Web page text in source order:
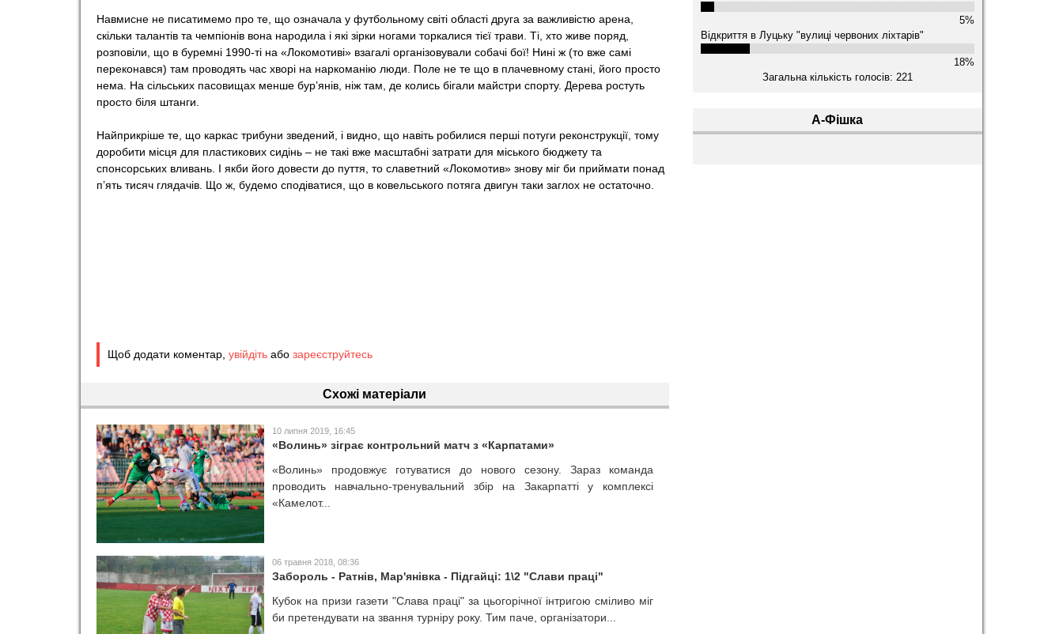
Навмисне не писатимемо про те, що означала у футбольному світі області друга за важливістю арена,
скільки талантів та чемпіонів вона народила і які зірки ногами торкалися тієї трави. Ті, хто живе поряд,
розповіли, що в буремні 1990-ті на «Локомотиві» взагалі організовували собачі бої! Нині ж (то вже самі
переконався) там проводять час хворі на наркоманію люди. Поле не те що в плачевному стані, його просто
нема. На сільських пасовищах менше бур’янів, ніж там, де колись бігали майстри спорту. Дерева ростуть
просто біля штанги.
Найприкріше те, що каркас трибуни зведений, і видно, що навіть робилися перші потуги реконструкції, тому
доробити місця для пластикових сидінь – не такі вже масштабні затрати для міського бюджету та
спонсорських вливань. І якби його довести до пуття, то славетний «Локомотив» знову міг би приймати понад
п’ять тисяч глядачів. Що ж, будемо сподіватися, що в ковельського потяга двигун таки заглох не остаточно.
Щоб додати коментар, увійдіть або зареєструйтесь
Схожі матеріали
10 липня 2019, 16:45
«Волинь» зіграє контрольний матч з «Карпатами»
«Волинь» продовжує готуватися до нового сезону. Зараз команда
проводить навчально-тренувальний збір на Закарпатті у комплексі
«Камелот...
06 травня 2018, 08:36
Забороль - Ратнів, Мар'янівка - Підгайці: 1\2 "Слави праці"
Кубок на призи газети "Слава праці" за цьогорічної інтригою сміливо міг
би претендувати на звання турніру року. Тим паче, організатори...
5%
Відкриття в Луцьку "вулиці червоних ліхтарів"
18%
Загальна кількість голосів: 221
А-Фішка